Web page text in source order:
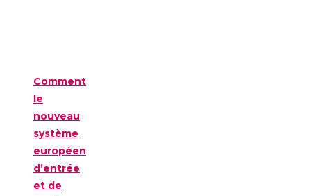
Comment
le
nouveau
système
européen
d’entrée
et de